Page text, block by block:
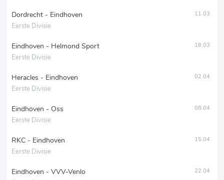
Dordrecht - Eindhoven
Eerste Divisie
11.03
Eindhoven - Helmond Sport
Eerste Divisie
18.03
Heracles - Eindhoven
Eerste Divisie
02.04
Eindhoven - Oss
Eerste Divisie
08.04
RKC - Eindhoven
Eerste Divisie
15.04
Eindhoven - VVV-Venlo 22.04